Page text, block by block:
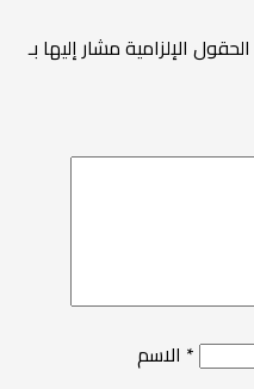
الحقول الإلزامية مشار إليها بـ
*